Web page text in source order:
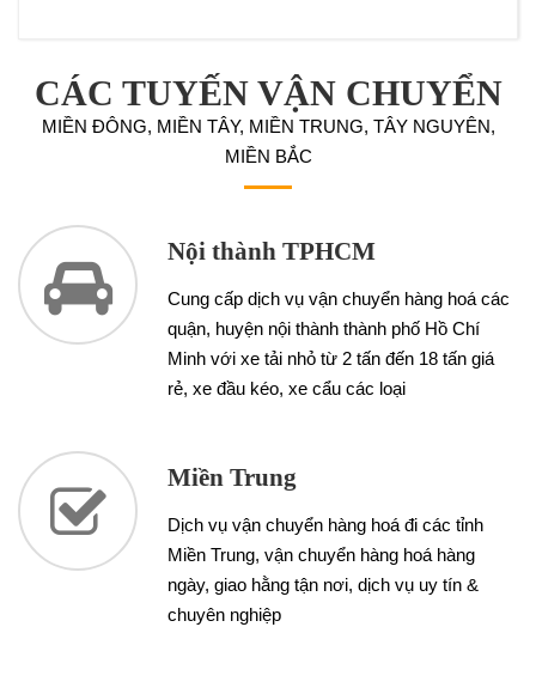
CÁC TUYẾN VẬN CHUYỂN
MIỀN ĐÔNG, MIỀN TÂY, MIỀN TRUNG, TÂY NGUYÊN,
MIỀN BẮC
Nội thành TPHCM
Cung cấp dịch vụ vận chuyển hàng hoá các
quận, huyện nội thành thành phố Hồ Chí
Minh với xe tải nhỏ từ 2 tấn đến 18 tấn giá
rẻ, xe đầu kéo, xe cẩu các loại
Miền Trung
Dịch vụ vận chuyển hàng hoá đi các tỉnh
Miền Trung, vận chuyển hàng hoá hàng
ngày, giao hằng tận nơi, dịch vụ uy tín &
chuyên nghiệp